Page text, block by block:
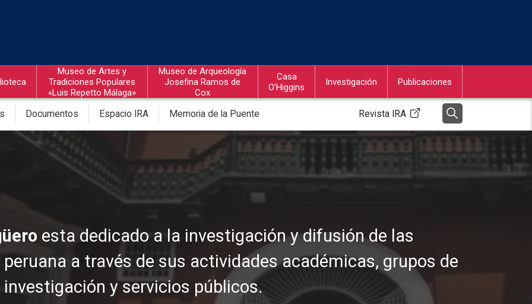
Museo de Artes y
Tradiciones Populares
«Luis Repetto Málaga»
Museo de Arqueología
Josefina Ramos de
Cox
Casa
O’Higgins
Investigación Publicaciones
Documentos Espacio IRA Memoria de la Puente Revista IRA
esta dedicado a la investigación y difusión de las
a través de sus actividades académicas, grupos de
investigación y servicios públicos.